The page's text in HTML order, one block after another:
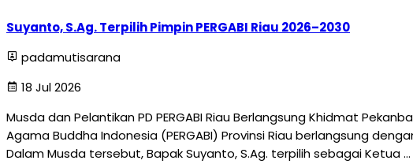
Suyanto, S.Ag. Terpilih Pimpin PERGABI Riau 2026–2030
padamutisarana
18 Jul 2026
Musda dan Pelantikan PD PERGABI Riau Berlangsung Khidmat
Agama Buddha Indonesia (PERGABI) Provinsi Riau berlangsung
Dalam Musda tersebut, Bapak Suyanto, S.Ag. terpilih sebagai Ketua …